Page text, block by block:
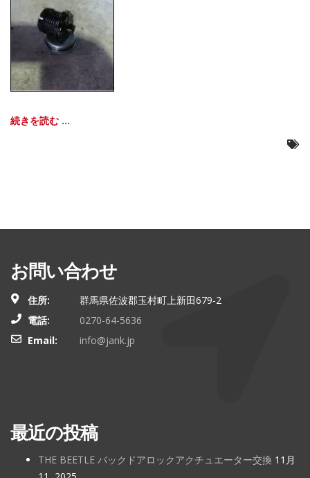
続きを読む ...
お問い合わせ
住所:
群馬県佐波郡玉村町上新田679-2
電話:
0270-64-5636
Email:
info@jank.jp
最近の投稿
THE BEETLE バックドアロックアクチュエーター交換 11月